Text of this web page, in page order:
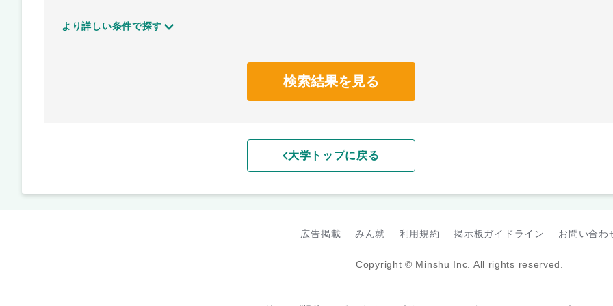
より詳しい条件で探す
検索結果を見る
大学トップに戻る
広告掲載 みん就 利用規約 掲示板ガイドライン お問い合わ
Copyright © Minshu Inc. All rights reserved.